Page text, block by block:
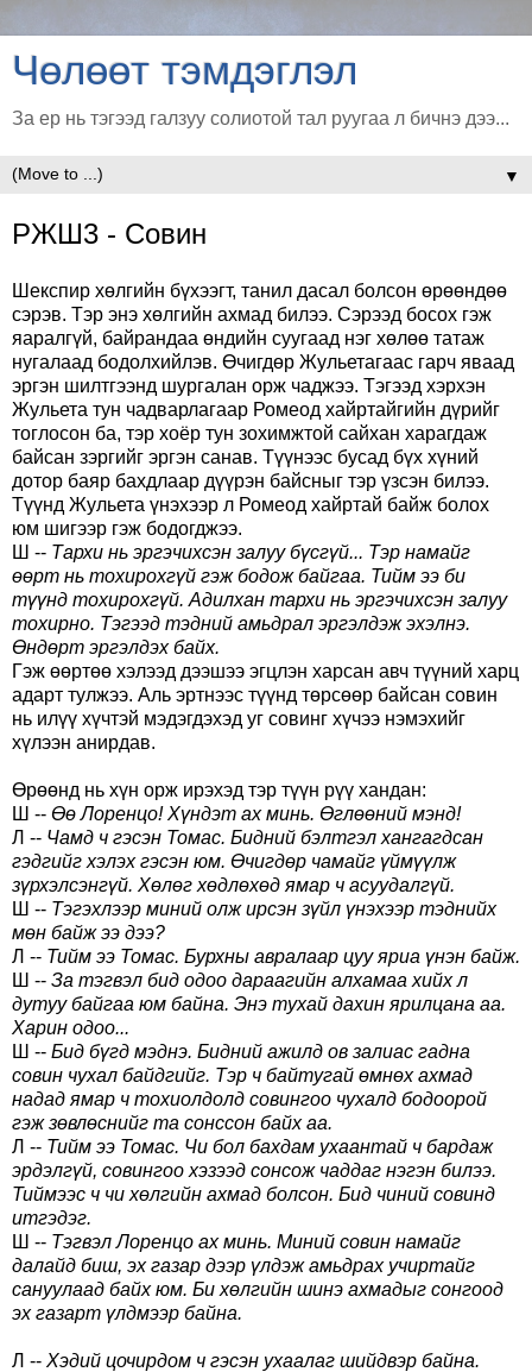
Чөлөөт тэмдэглэл
За ер нь тэгээд галзуу солиотой тал руугаа л бичнэ дээ...
▼
РЖШ3 - Совин
Шекспир хөлгийн бүхээгт, танил дасал болсон өрөөндөө
сэрэв. Тэр энэ хөлгийн ахмад билээ. Сэрээд босох гэж
яаралгүй, байрандаа өндийн суугаад нэг хөлөө татаж
нугалаад бодолхийлэв. Өчигдөр Жульетагаас гарч яваад
эргэн шилтгээнд шургалан орж чаджээ. Тэгээд хэрхэн
Жульета тун чадварлагаар Ромеод хайртайгийн дүрийг
тоглосон ба, тэр хоёр тун зохимжтой сайхан харагдаж
байсан зэргийг эргэн санав. Түүнээс бусад бүх хүний
дотор баяр бахдлаар дүүрэн байсныг тэр үзсэн билээ.
Түүнд Жульета үнэхээр л Ромеод хайртай байж болох
юм шигээр гэж бодогджээ.
Ш -- Тархи нь эргэчихсэн залуу бүсгүй... Тэр намайг
өөрт нь тохирохгүй гэж бодож байгаа. Тийм ээ би
түүнд тохирохгүй. Адилхан тархи нь эргэчихсэн залуу
тохирно. Тэгээд тэдний амьдрал эргэлдэж эхэлнэ.
Өндөрт эргэлдэх байх.
Гэж өөртөө хэлээд дээшээ эгцлэн харсан авч түүний харц
адарт тулжээ. Аль эртнээс түүнд төрсөөр байсан совин
нь илүү хүчтэй мэдэгдэхэд уг совинг хүчээ нэмэхийг
хүлээн анирдав.
Өрөөнд нь хүн орж ирэхэд тэр түүн рүү хандан:
Ш -- Өө Лоренцо! Хүндэт ах минь. Өглөөний мэнд!
Л -- Чамд ч гэсэн Томас. Бидний бэлтгэл хангагдсан
гэдгийг хэлэх гэсэн юм. Өчигдөр чамайг үймүүлж
зүрхэлсэнгүй. Хөлөг хөдлөхөд ямар ч асуудалгүй.
Ш -- Тэгэхлээр миний олж ирсэн зүйл үнэхээр тэднийх
мөн байж ээ дээ?
Л -- Тийм ээ Томас. Бурхны авралаар цуу яриа үнэн байж.
Ш -- За тэгвэл бид одоо дараагийн алхамаа хийх л
дутуу байгаа юм байна. Энэ тухай дахин ярилцана аа.
Харин одоо...
Ш -- Бид бүгд мэднэ. Бидний ажилд ов залиас гадна
совин чухал байдгийг. Тэр ч байтугай өмнөх ахмад
надад ямар ч тохиолдолд совингоо чухалд бодоорой
гэж зөвлөснийг та сонссон байх аа.
Л -- Тийм ээ Томас. Чи бол бахдам ухаантай ч бардаж
эрдэлгүй, совингоо хэзээд сонсож чаддаг нэгэн билээ.
Тиймээс ч чи хөлгийн ахмад болсон. Бид чиний совинд
итгэдэг.
Ш -- Тэгвэл Лоренцо ах минь. Миний совин намайг
далайд биш, эх газар дээр үлдэж амьдрах учиртайг
сануулаад байх юм. Би хөлгийн шинэ ахмадыг сонгоод
эх газарт үлдмээр байна.
Л -- Хэдий цочирдом ч гэсэн ухаалаг шийдвэр байна.